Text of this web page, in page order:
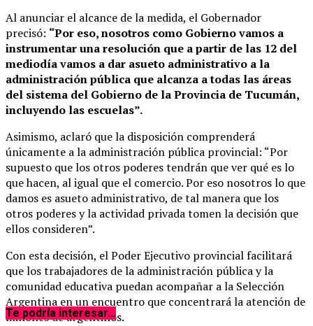
Al anunciar el alcance de la medida, el Gobernador
precisó: “Por eso, nosotros como Gobierno vamos a
instrumentar una resolución que a partir de las 12 del
mediodía vamos a dar asueto administrativo a la
administración pública que alcanza a todas las áreas
del sistema del Gobierno de la Provincia de Tucumán,
incluyendo las escuelas”.
Asimismo, aclaró que la disposición comprenderá
únicamente a la administración pública provincial: “Por
supuesto que los otros poderes tendrán que ver qué es lo
que hacen, al igual que el comercio. Por eso nosotros lo que
damos es asueto administrativo, de tal manera que los
otros poderes y la actividad privada tomen la decisión que
ellos consideren”.
Con esta decisión, el Poder Ejecutivo provincial facilitará
que los trabajadores de la administración pública y la
comunidad educativa puedan acompañar a la Selección
Argentina en un encuentro que concentrará la atención de
millones de argentinos.
Te podría interesar...